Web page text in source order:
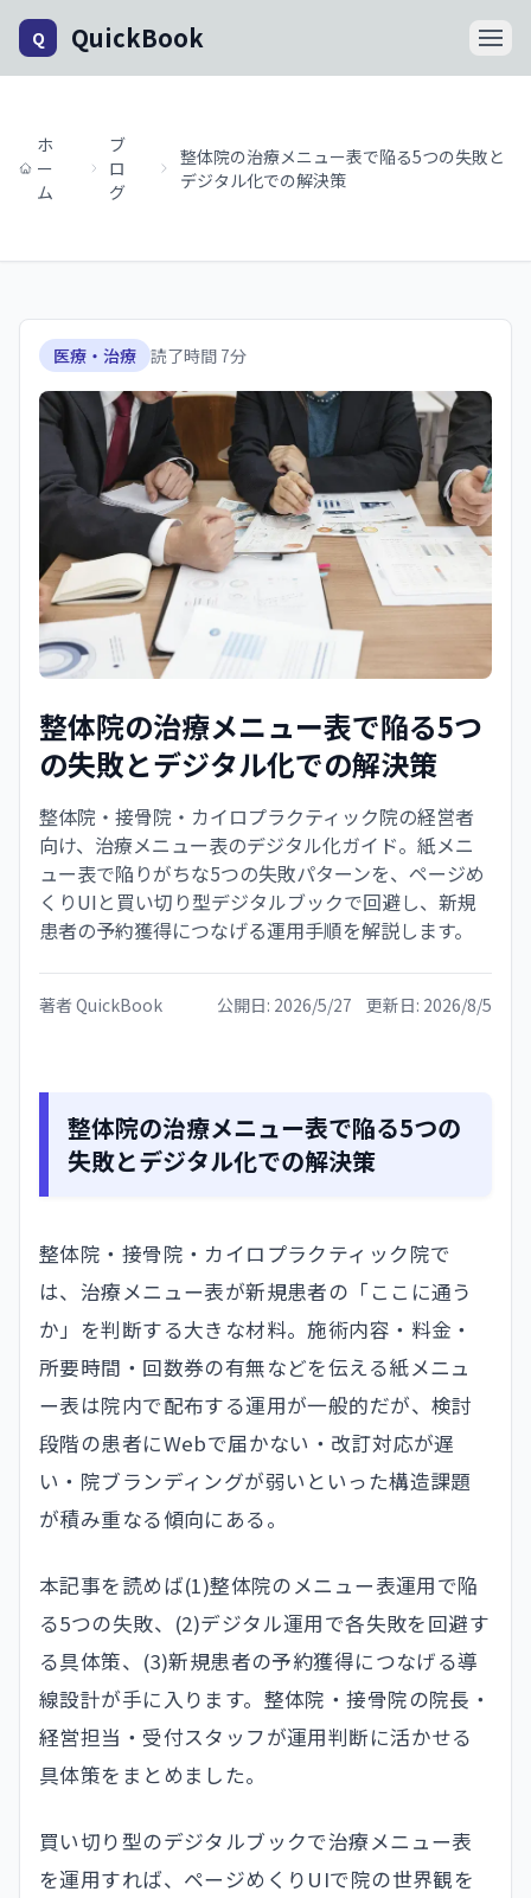
Q QuickBook
ホ
ー
ム
ブ
ロ
グ
整体院の治療メニュー表で陥る5つの失敗と
デジタル化での解決策
医療・治療 読了時間 7分
整体院の治療メニュー表で陥る5つ
の失敗とデジタル化での解決策
整体院・接骨院・カイロプラクティック院の経営者
向け、治療メニュー表のデジタル化ガイド。紙メニ
ュー表で陥りがちな5つの失敗パターンを、ページめ
くりUIと買い切り型デジタルブックで回避し、新規
患者の予約獲得につなげる運用手順を解説します。
著者QuickBook 公開日: 2026/5/27 更新日: 2026/8/5
整体院の治療メニュー表で陥る5つの
失敗とデジタル化での解決策
整体院・接骨院・カイロプラクティック院で
は、治療メニュー表が新規患者の「ここに通う
か」を判断する大きな材料。施術内容・料金・
所要時間・回数券の有無などを伝える紙メニュ
ー表は院内で配布する運用が一般的だが、検討
段階の患者にWebで届かない・改訂対応が遅
い・院ブランディングが弱いといった構造課題
が積み重なる傾向にある。
本記事を読めば(1)整体院のメニュー表運用で陥
る5つの失敗、(2)デジタル運用で各失敗を回避す
る具体策、(3)新規患者の予約獲得につなげる導
線設計が手に入ります。整体院・接骨院の院長・
経営担当・受付スタッフが運用判断に活かせる
具体策をまとめました。
買い切り型のデジタルブックで治療メニュー表
を運用すれば、ページめくりUIで院の世界観を